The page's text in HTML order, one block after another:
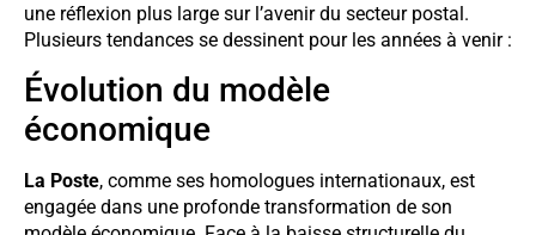
une réflexion plus large sur l’avenir du secteur postal.
Plusieurs tendances se dessinent pour les années à venir :
Évolution du modèle
économique
La Poste, comme ses homologues internationaux, est
engagée dans une profonde transformation de son